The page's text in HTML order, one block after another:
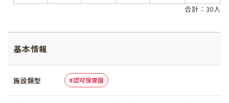
合計：30人
基本情報
施設類型 認可保育園